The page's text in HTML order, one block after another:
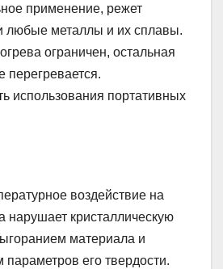
применение, режет
любые металлы и их сплавы.
ограничен, остальная
перегревается.
использования портативных
воздействие на
нарушает кристаллическую
материала и
параметров его твердости.